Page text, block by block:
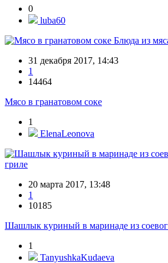
0
luba60
Блюда из
31 декабря 2017, 14:43
1
14464
Мясо в гранатовом соке
1
ElenaLeonova
гриле
20 марта 2017, 13:48
1
10185
Шашлык куриный в маринаде из
1
TanyushkaKudaeva